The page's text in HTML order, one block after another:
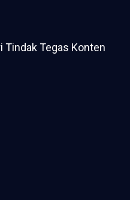
Tindak Tegas Konten